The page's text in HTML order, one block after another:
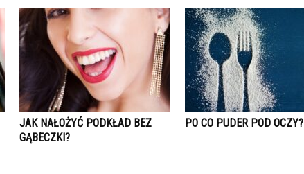
JAK NAŁOŻYĆ PODKŁAD BEZ
GĄBECZKI?
PO CO PUDER POD OCZY?